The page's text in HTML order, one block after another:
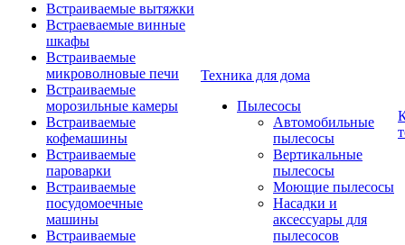
Встраиваемые вытяжки
Встраеваемые винные
шкафы
Встраиваемые
микроволновые печи
Встраиваемые
морозильные камеры
Встраиваемые
кофемашины
Встраиваемые
пароварки
Встраиваемые
посудомоечные
машины
Встраиваемые
Техника для дома
Пылесосы
Автомобильные
пылесосы
Вертикальные
пылесосы
Моющие пылесосы
Насадки и
аксессуары для
пылесосов